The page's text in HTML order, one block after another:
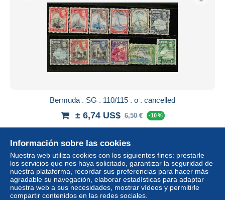
Bermuda . SG . 110/115 . o . cancelled
± 6,74 US$ 6,50 € -10 %
Estatus
Nuevo
Información sobre las cookies
Nuestra web utiliza cookies con los siguientes fines: prestarle
los servicios que nos haya solicitado, garantizar la seguridad de
nuestra plataforma, recordar sus preferencias para hacer más
agradable su navegación, elaborar estadísticas para adaptar
nuestra web a sus necesidades, mostrar vídeos y permitirle
compartir contenidos en las redes sociales.